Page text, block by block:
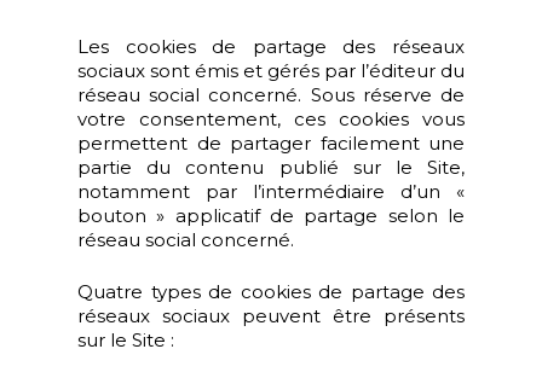
Les cookies de partage des réseaux
sociaux sont émis et gérés par l’éditeur du
réseau social concerné. Sous réserve de
votre consentement, ces cookies vous
permettent de partager facilement une
partie du contenu publié sur le Site,
notamment par l’intermédiaire d’un «
bouton » applicatif de partage selon le
réseau social concerné.
Quatre types de cookies de partage des
réseaux sociaux peuvent être présents
sur le Site :